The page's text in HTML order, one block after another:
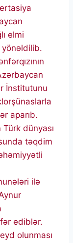
elmi
yönəldilib.
İnstitutunu
aparıb.
dünyası
təqdim
ilə
ediblər.
olunması